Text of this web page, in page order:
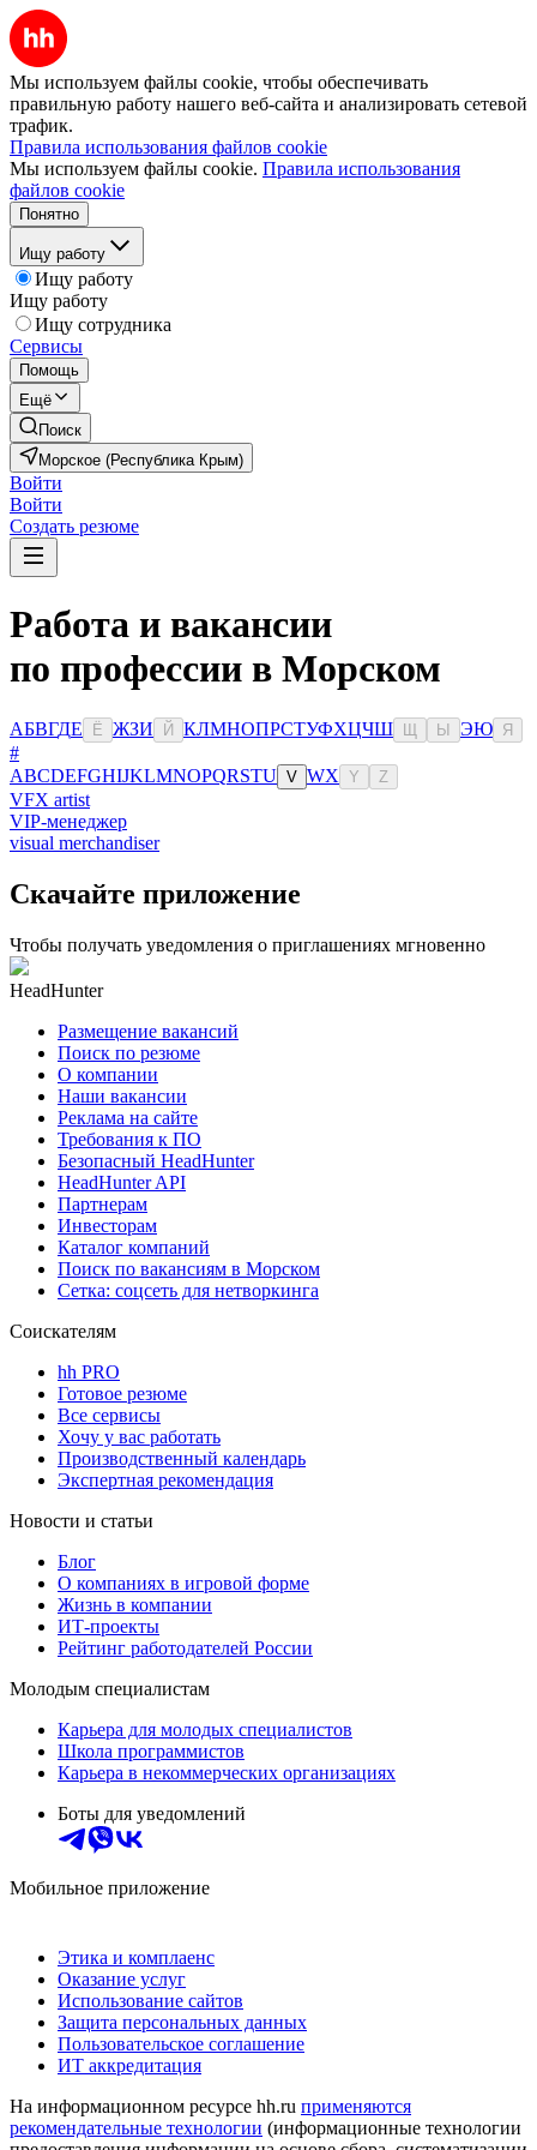
Мы используем файлы cookie, чтобы обеспечивать
правильную работу нашего веб-сайта и анализировать сетевой
трафик.
Правила использования файлов cookie
Мы используем файлы cookie. Правила использования
файлов cookie
Понятно
Ищу работу
Ищу работу
Ищу работу
Ищу сотрудника
Сервисы
Помощь
Ещё
Поиск
Морское (Республика Крым)
Войти
Войти
Создать резюме
Работа и вакансии
по профессии в Морском
АБВГДЕ Ё ЖЗИ Й КЛМНОПРСТУФХЦЧШ Ы ЭЮ Я
#
ABCDEFGHIJKLMNOPQRSTU V WX Y Z
VFX artist
VIP-менеджер
visual merchandiser
Скачайте приложение
Чтобы получать уведомления о приглашениях мгновенно
HeadHunter
Размещение вакансий
Поиск по резюме
О компании
Наши вакансии
Реклама на сайте
Требования к ПО
Безопасный HeadHunter
HeadHunter API
Партнерам
Инвесторам
Каталог компаний
Поиск по вакансиям в Морском
Сетка: соцсеть для нетворкинга
Соискателям
hh PRO
Готовое резюме
Все сервисы
Хочу у вас работать
Производственный календарь
Экспертная рекомендация
Новости и статьи
Блог
О компаниях в игровой форме
Жизнь в компании
ИТ-проекты
Рейтинг работодателей России
Молодым специалистам
Карьера для молодых специалистов
Школа программистов
Карьера в некоммерческих организациях
Боты для уведомлений
Мобильное приложение
Этика и комплаенс
Оказание услуг
Использование сайтов
Защита персональных данных
Пользовательское соглашение
ИТ аккредитация
На информационном ресурсе hh.ru применяются
рекомендательные технологии (информационные технологии